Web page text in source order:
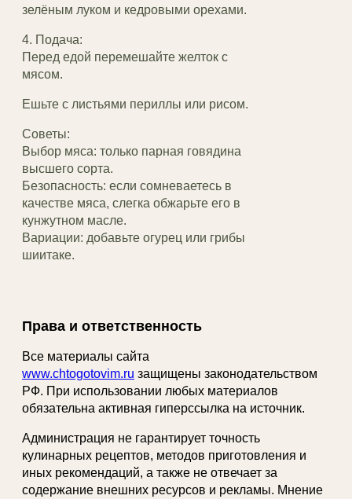
зелёным луком и кедровыми орехами.
4. Подача:
Перед едой перемешайте желток с
мясом.
Ешьте с листьями периллы или рисом.
Советы:
Выбор мяса: только парная говядина
высшего сорта.
Безопасность: если сомневаетесь в
качестве мяса, слегка обжарьте его в
кунжутном масле.
Вариации: добавьте огурец или грибы
шиитаке.
Права и ответственность
Все материалы сайта
www.chtogotovim.ru защищены законодательством
РФ. При использовании любых материалов
обязательна активная гиперссылка на источник.
Администрация не гарантирует точность
кулинарных рецептов, методов приготовления и
иных рекомендаций, а также не отвечает за
содержание внешних ресурсов и рекламы. Мнение